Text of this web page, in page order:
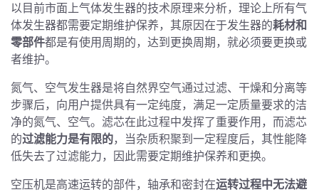
以目前市面上气体发生器的技术原理来分析，理论上所有气
体发生器都需要定期维护保养，其原因在于发生器的耗材和
零部件都是有使用周期的，达到更换周期，就必须要更换或
者维护。
氮气、空气发生器是将自然界空气通过过滤、干燥和分离等
步骤后，向用户提供具有一定纯度，满足一定质量要求的洁
净的氮气、空气。滤芯在此过程中发挥了重要作用，而滤芯
的过滤能力是有限的，当杂质积聚到一定程度后，其性能降
低失去了过滤能力，因此需要定期维护保养和更换。
空压机是高速运转的部件，轴承和密封在运转过程中无法避